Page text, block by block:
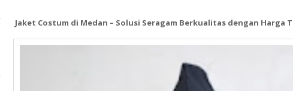
Jaket Costum di Medan – Solusi Seragam Berkualitas dengan Harga